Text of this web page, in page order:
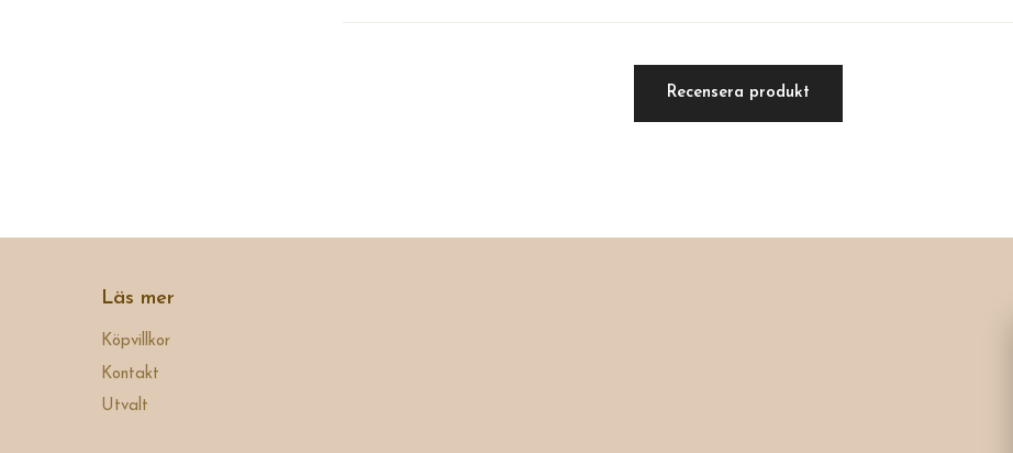
Recensera produkt
Läs mer
Köpvillkor
Kontakt
Utvalt